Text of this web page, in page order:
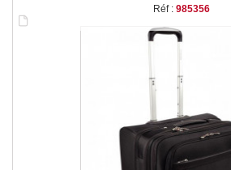
Réf : 985356